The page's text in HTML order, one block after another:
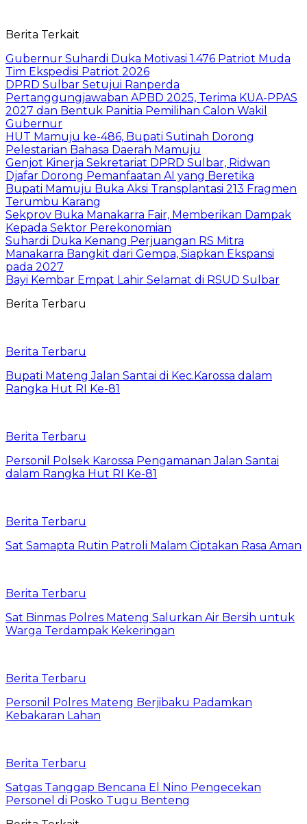
Berita Terkait
Gubernur Suhardi Duka Motivasi 1.476 Patriot Muda
Tim Ekspedisi Patriot 2026
DPRD Sulbar Setujui Ranperda
Pertanggungjawaban APBD 2025, Terima KUA-PPAS
2027 dan Bentuk Panitia Pemilihan Calon Wakil
Gubernur
HUT Mamuju ke-486, Bupati Sutinah Dorong
Pelestarian Bahasa Daerah Mamuju
Genjot Kinerja Sekretariat DPRD Sulbar, Ridwan
Djafar Dorong Pemanfaatan AI yang Beretika
Bupati Mamuju Buka Aksi Transplantasi 213 Fragmen
Terumbu Karang
Sekprov Buka Manakarra Fair, Memberikan Dampak
Kepada Sektor Perekonomian
Suhardi Duka Kenang Perjuangan RS Mitra
Manakarra Bangkit dari Gempa, Siapkan Ekspansi
pada 2027
Bayi Kembar Empat Lahir Selamat di RSUD Sulbar
Berita Terbaru
Berita Terbaru
Bupati Mateng Jalan Santai di Kec.Karossa dalam
Rangka Hut RI Ke-81
Berita Terbaru
Personil Polsek Karossa Pengamanan Jalan Santai
dalam Rangka Hut RI Ke-81
Berita Terbaru
Sat Samapta Rutin Patroli Malam Ciptakan Rasa Aman
Berita Terbaru
Sat Binmas Polres Mateng Salurkan Air Bersih untuk
Warga Terdampak Kekeringan
Berita Terbaru
Personil Polres Mateng Berjibaku Padamkan
Kebakaran Lahan
Berita Terbaru
Satgas Tanggap Bencana El Nino Pengecekan
Personel di Posko Tugu Benteng